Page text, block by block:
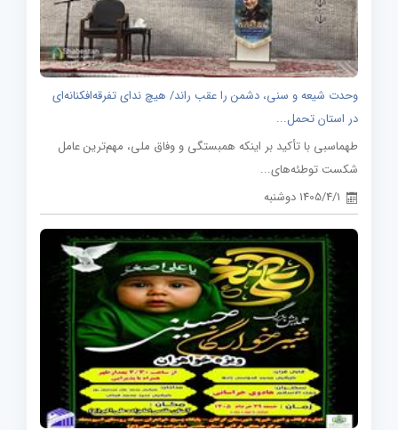
وحدت شیعه و سنی، دشمن را عقب راند/ هیچ ندای تفرقه‌افکنانه‌ای
در استان تحمل...
طهماسبی با تأکید بر اینکه همبستگی و وفاق ملی، مهم‌ترین عامل
شکست توطئه‌های...
1405/4/1 دوشنبه